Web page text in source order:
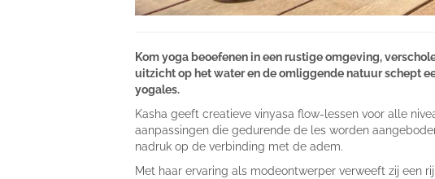
Kom yoga beoefenen in een rustige omgeving,
uitzicht op het water en de omliggende natuur schept
yogales.
Kasha geeft creatieve vinyasa flow-lessen voor alle
aanpassingen die gedurende de les worden
nadruk op de verbinding met de adem.
Met haar ervaring als modeontwerper verweeft zij een